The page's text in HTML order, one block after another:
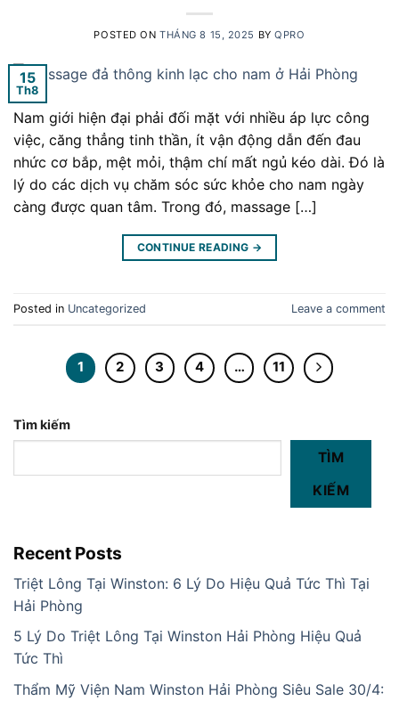
POSTED ONTHÁNG 8 15, 2025 BYQPRO
15
Th8
Nam giới hiện đại phải đối mặt với nhiều áp lực công
việc, căng thẳng tinh thần, ít vận động dẫn đến đau
nhức cơ bắp, mệt mỏi, thậm chí mất ngủ kéo dài. Đó là
lý do các dịch vụ chăm sóc sức khỏe cho nam ngày
càng được quan tâm. Trong đó, massage […]
CONTINUE READING →
Posted in Uncategorized Leave a comment
1 2 3 4 … 11
Tìm kiếm
TÌM
KIẾM
Recent Posts
Triệt Lông Tại Winston: 6 Lý Do Hiệu Quả Tức Thì Tại
Hải Phòng
5 Lý Do Triệt Lông Tại Winston Hải Phòng Hiệu Quả
Tức Thì
Thẩm Mỹ Viện Nam Winston Hải Phòng Siêu Sale 30/4: